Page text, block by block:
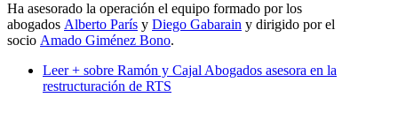
Ha asesorado la operación el equipo formado por los
abogados Alberto París y Diego Gabarain y dirigido por el
socio Amado Giménez Bono.
Leer + sobre Ramón y Cajal Abogados asesora en la
restructuración de RTS